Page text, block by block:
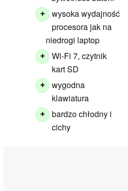
+
wysoka wydajność
procesora jak na
niedrogi laptop
+
Wi-Fi 7, czytnik
kart SD
+
wygodna
klawiatura
+
bardzo chłodny i
cichy